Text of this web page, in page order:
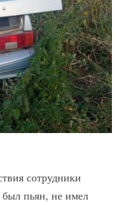
сотрудники
пьян, не имел